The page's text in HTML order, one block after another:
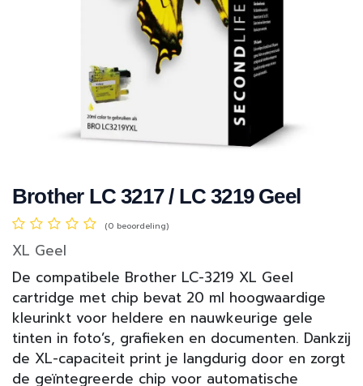
Brother LC 3217 / LC 3219 Geel
(0 beoordeling)
XL Geel
De compatibele Brother LC-3219 XL Geel
cartridge met chip bevat 20 ml hoogwaardige
kleurinkt voor heldere en nauwkeurige gele
tinten in foto’s, grafieken en documenten. Dankzij
de XL-capaciteit print je langdurig door en zorgt
de geïntegreerde chip voor automatische